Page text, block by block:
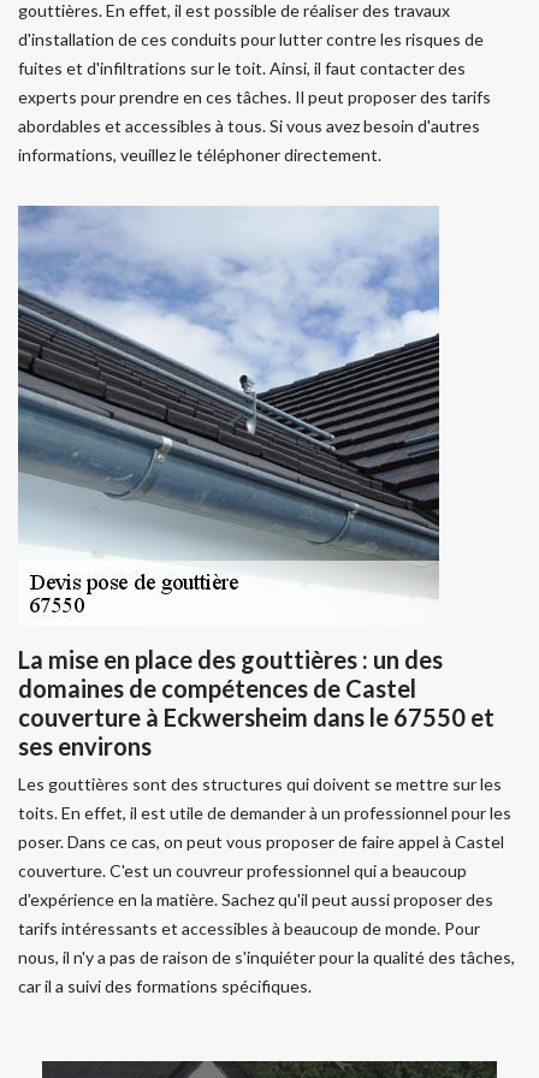
gouttières. En effet, il est possible de réaliser des travaux
d'installation de ces conduits pour lutter contre les risques de
fuites et d'infiltrations sur le toit. Ainsi, il faut contacter des
experts pour prendre en ces tâches. Il peut proposer des tarifs
abordables et accessibles à tous. Si vous avez besoin d'autres
informations, veuillez le téléphoner directement.
La mise en place des gouttières : un des
domaines de compétences de Castel
couverture à Eckwersheim dans le 67550 et
ses environs
Les gouttières sont des structures qui doivent se mettre sur les
toits. En effet, il est utile de demander à un professionnel pour les
poser. Dans ce cas, on peut vous proposer de faire appel à Castel
couverture. C'est un couvreur professionnel qui a beaucoup
d'expérience en la matière. Sachez qu'il peut aussi proposer des
tarifs intéressants et accessibles à beaucoup de monde. Pour
nous, il n'y a pas de raison de s'inquiéter pour la qualité des tâches,
car il a suivi des formations spécifiques.